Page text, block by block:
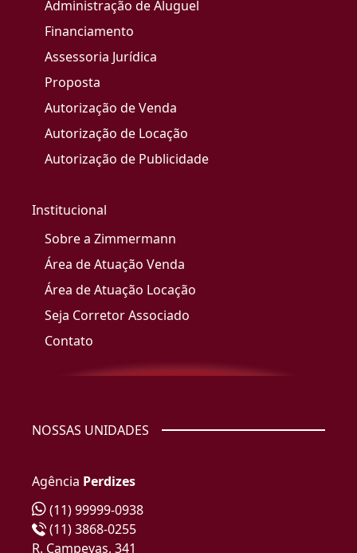
Administração de Aluguel
Financiamento
Assessoria Jurídica
Proposta
Autorização de Venda
Autorização de Locação
Autorização de Publicidade
Institucional
Sobre a Zimmermann
Área de Atuação Venda
Área de Atuação Locação
Seja Corretor Associado
Contato
NOSSAS UNIDADES
Agência Perdizes
(11) 99999-0938
(11) 3868-0255
R. Campevas, 341